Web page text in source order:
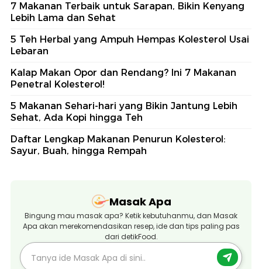
7 Makanan Terbaik untuk Sarapan, Bikin Kenyang
Lebih Lama dan Sehat
5 Teh Herbal yang Ampuh Hempas Kolesterol Usai
Lebaran
Kalap Makan Opor dan Rendang? Ini 7 Makanan
Penetral Kolesterol!
5 Makanan Sehari-hari yang Bikin Jantung Lebih
Sehat, Ada Kopi hingga Teh
Daftar Lengkap Makanan Penurun Kolesterol:
Sayur, Buah, hingga Rempah
Masak Apa
Bingung mau masak apa? Ketik kebutuhanmu, dan Masak
Apa akan merekomendasikan resep, ide dan tips paling pas
dari detikFood.